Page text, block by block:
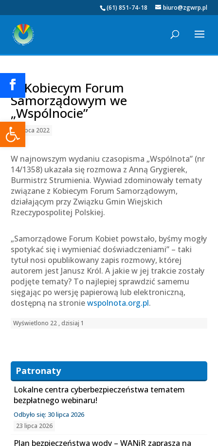
Otwórz pasek narzędzi
(61) 851-74-18 biuro@zgwrp.pl
O Kobiecym Forum
Samorządowym we
„Wspólnocie”
22 lipca 2022
W najnowszym wydaniu czasopisma „Wspólnota” (nr
14/1358) ukazała się rozmowa z Anną Grygierek,
Burmistrz Strumienia. Wywiad zdominowały tematy
związane z Kobiecym Forum Samorządowym,
działającym przy Związku Gmin Wiejskich
Rzeczypospolitej Polskiej.
„Samorządowe Forum Kobiet powstało, byśmy mogły
spotykać się i wymieniać doświadczeniami” – taki
tytuł nosi opublikowany zapis rozmowy, której
autorem jest Janusz Król. A jakie w jej trakcie zostały
podjęte tematy? To najlepiej sprawdzić samemu
sięgając po wersję papierową lub elektroniczną,
dostępną na stroniewspolnota.org.pl.
Wyświetlono 22 , dzisiaj 1
Patronaty
Lokalne centra cyberbezpieczeństwa tematem
bezpłatnego webinaru!
Odbyło się: 30 lipca 2026
23 lipca 2026
Plan bezpieczeństwa wody – WANiR zaprasza na